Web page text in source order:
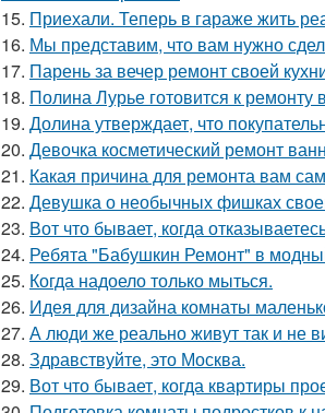
15. Приехали. Теперь в гараже жить
16. Мы представим, что вам нужно
17. Парень за вечер ремонт своей
18. Полина Лурье готовится к
19. Долина утверждает, что
20. Девочка косметический ремонт
21. Какая причина для ремонта вам
22. Девушка о необычных фишках
23. Вот что бывает, когда
24. Ребята "Бабушкин Ремонт" в
25. Когда надоело только мыться.
26. Идея для дизайна комнаты
27. А люди же реально живут так и не
28. Здравствуйте, это Москва.
29. Вот что бывает, когда квартиры